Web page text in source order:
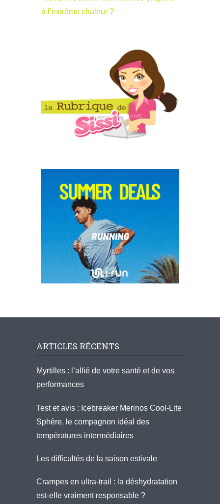
à l’extrême chaleur ?
ARTICLES RÉCENTS
Myrtilles : l’allié de votre santé et de vos
performances
Test et avis : Icebreaker Merinos Cool-Lite
Sphère, le compagnon idéal des
températures intermédiaires
Les difficultés de la saison estivale
Crampes en ultra-trail : la déshydratation
est-elle vraiment responsable ?